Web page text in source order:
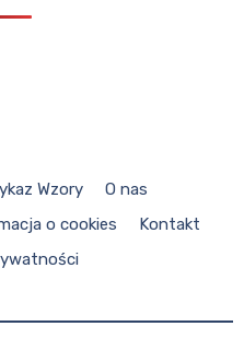
Wzory
O nas
o cookies
Kontakt